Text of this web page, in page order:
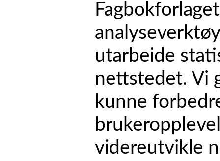
utarbeide
nettstedet. Vi
kunne
videreutvikle